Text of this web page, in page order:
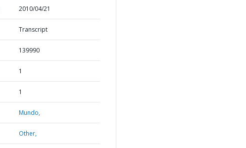
2010/04/21
Transcript
139990
1
1
Mundo,
Other,